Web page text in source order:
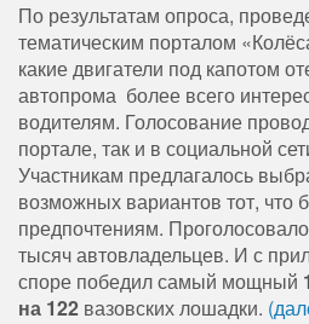
По результатам опроса,
тематическим порталом
какие двигатели под капотом
автопрома более всего
водителям. Голосование
портале, так и в социальной
Участникам предлагалось
возможных вариантов тот, что
предпочтениям.
тысяч автовладельцев. И с
споре победил самый мощный
на 122 вазовских лошадки.